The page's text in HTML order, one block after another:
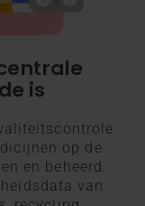
is
op de
en beheerd.
van